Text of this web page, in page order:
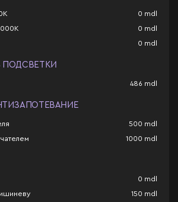
0 mdl
0 mdl
0 mdl
ПОДСВЕТКИ
486 mdl
500 mdl
1000 mdl
0 mdl
150 mdl